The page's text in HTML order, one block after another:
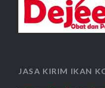
JASA KIRIM IKAN